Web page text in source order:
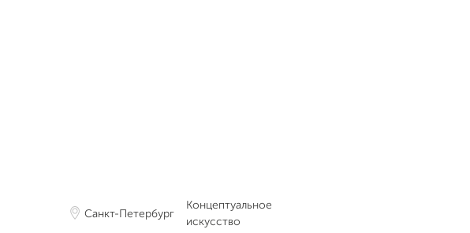
Санкт-Петербург
Концептуальное
искусство